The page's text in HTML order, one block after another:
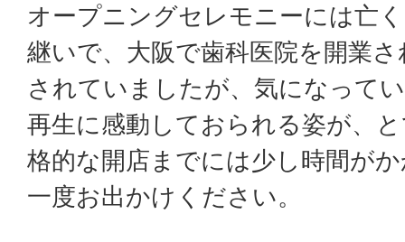
オープニングセレモニーには亡
継いで、大阪で歯科医院を開業
されていましたが、気になって
再生に感動しておられる姿が、
格的な開店までには少し時間が
一度お出かけください。